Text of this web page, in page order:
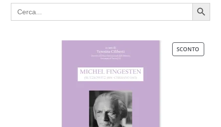
Search
for:
SEARCH BUTTON
SCONTO